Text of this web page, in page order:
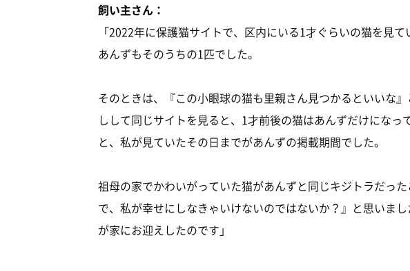
飼い主さん：
「2022年に保護猫サイトで、区内にいる1才ぐらいの猫を見て
あんずもそのうちの1匹でした。
そのときは、『この小眼球の猫も里親さん見つかるといいな
しして同じサイトを見ると、1才前後の猫はあんずだけになっ
と、私が見ていたその日までがあんずの掲載期間でした。
祖母の家でかわいがっていた猫があんずと同じキジトラだっ
で、私が幸せにしなきゃいけないのではないか？』と思いま
が家にお迎えしたのです」